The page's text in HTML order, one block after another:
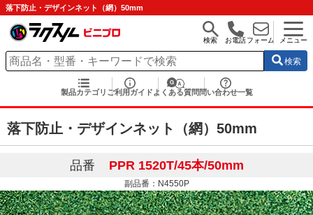
落下防止・デザインネット（網）50mm
検索 お電話フォーム メニュー
検索
製品カテゴリ ご利用ガイド よくある質問 問い合わせ一覧
落下防止・デザインネット（網）50mm
品番 PPR 1520T/45本/50mm
副品番：N4550P